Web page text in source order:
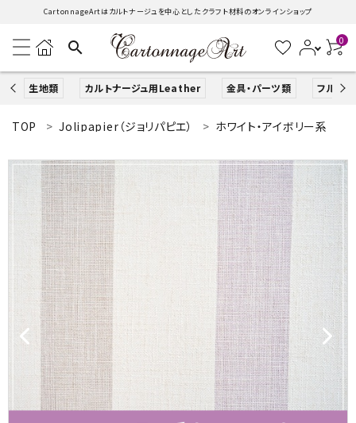
CartonnageArtはカルトナージュを中心としたクラフト材料のオンラインショップ
search 0
生地類 カルトナージュ用Leather 金具・パーツ類 フルキッ
ACCOUNT MENU
ようこそ ゲスト 様
ログイン 新規会員登録
生地類
カルトナージュLeather用
金具・パーツ類
フルキット
TOP Jolipapier（ジョリパピエ） ホワイト・アイボリー系